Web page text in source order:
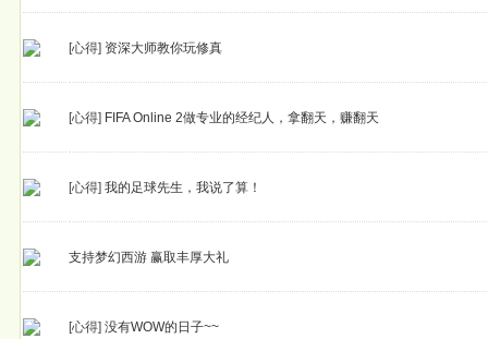
[心得] 资深大师教你玩修真
[心得] FIFA Online 2做专业的经纪人，拿翻天，赚翻天
[心得] 我的足球先生，我说了算！
支持梦幻西游 赢取丰厚大礼
[心得] 没有WOW的日子~~